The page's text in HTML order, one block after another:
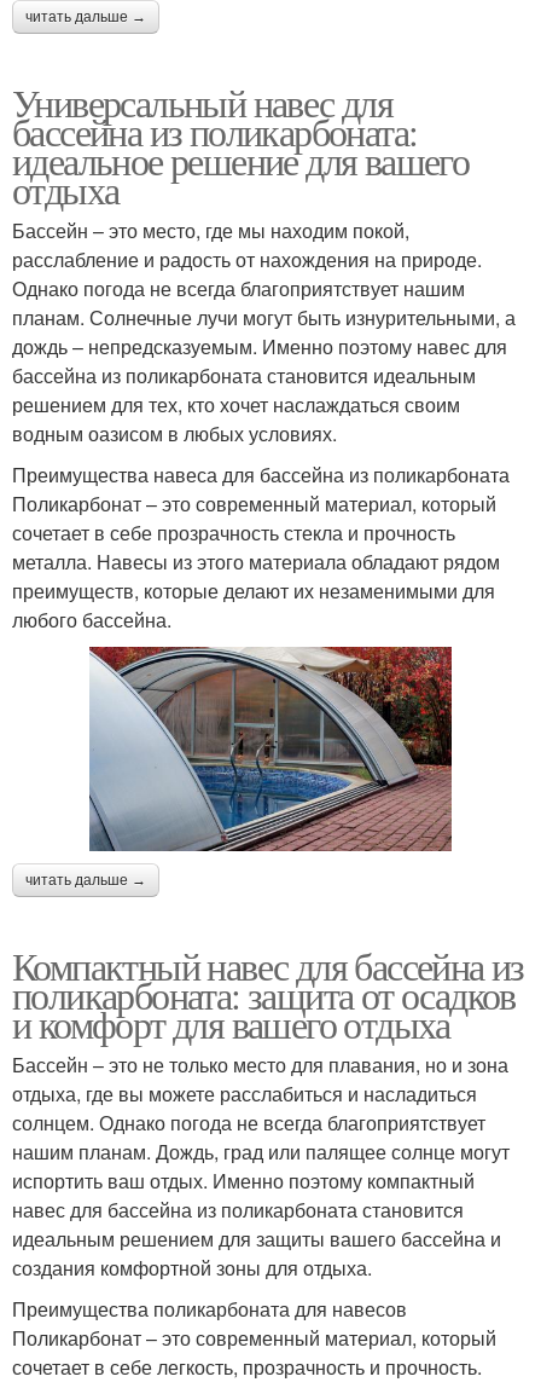
читать дальше →
Универсальный навес для
бассейна из поликарбоната:
идеальное решение для вашего
отдыха
Бассейн – это место, где мы находим покой,
расслабление и радость от нахождения на природе.
Однако погода не всегда благоприятствует нашим
планам. Солнечные лучи могут быть изнурительными, а
дождь – непредсказуемым. Именно поэтому навес для
бассейна из поликарбоната становится идеальным
решением для тех, кто хочет наслаждаться своим
водным оазисом в любых условиях.
Преимущества навеса для бассейна из поликарбоната
Поликарбонат – это современный материал, который
сочетает в себе прозрачность стекла и прочность
металла. Навесы из этого материала обладают рядом
преимуществ, которые делают их незаменимыми для
любого бассейна.
читать дальше →
Компактный навес для бассейна из
поликарбоната: защита от осадков
и комфорт для вашего отдыха
Бассейн – это не только место для плавания, но и зона
отдыха, где вы можете расслабиться и насладиться
солнцем. Однако погода не всегда благоприятствует
нашим планам. Дождь, град или палящее солнце могут
испортить ваш отдых. Именно поэтому компактный
навес для бассейна из поликарбоната становится
идеальным решением для защиты вашего бассейна и
создания комфортной зоны для отдыха.
Преимущества поликарбоната для навесов
Поликарбонат – это современный материал, который
сочетает в себе легкость, прозрачность и прочность.